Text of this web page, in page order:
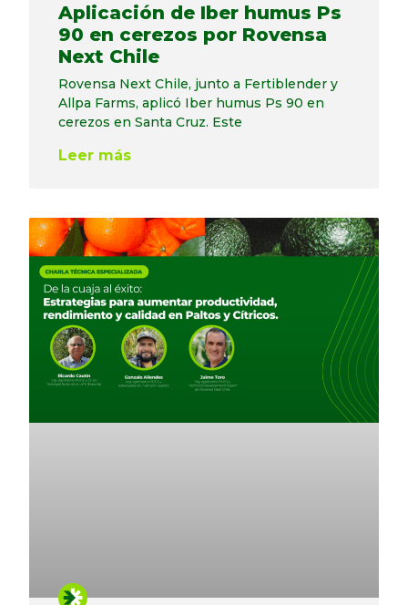
Aplicación de Iber humus Ps
90 en cerezos por Rovensa
Next Chile
Rovensa Next Chile, junto a Fertiblender y
Allpa Farms, aplicó Iber humus Ps 90 en
cerezos en Santa Cruz. Este
Leer más